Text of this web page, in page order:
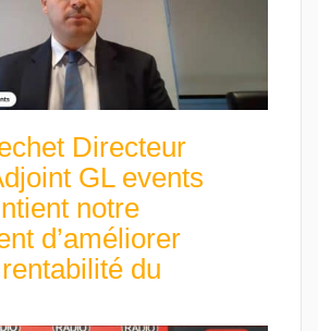
Directeur
GL events
notre
d’améliorer
du